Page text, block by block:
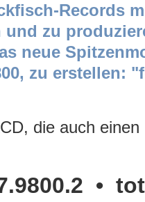
Records
zu
neue
zu erstellen:
die auch
•